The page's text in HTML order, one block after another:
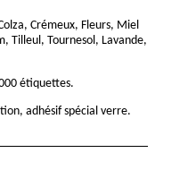
Crémeux, Fleurs, Miel
Tilleul, Tournesol, Lavande,
étiquettes.
adhésif spécial verre.